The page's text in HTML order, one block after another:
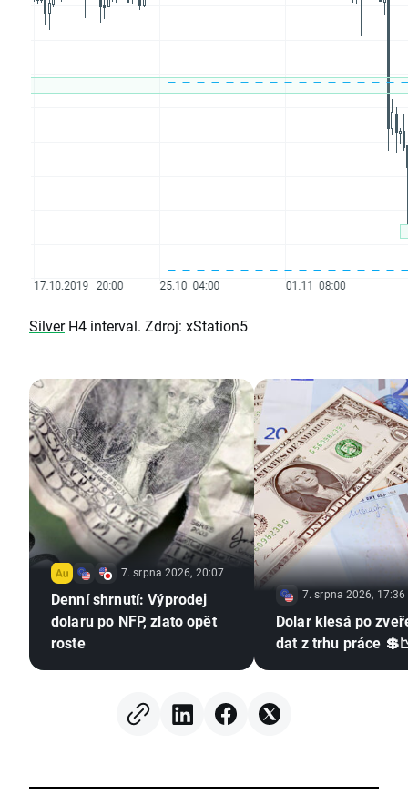
SilverH4 interval. Zdroj: xStation5
7. srpna 2026, 20:07
Denní shrnutí: Výprodej
dolaru po NFP, zlato opět
roste
7. srpna 2026, 17:36
Dolar klesá po
dat z trhu práce